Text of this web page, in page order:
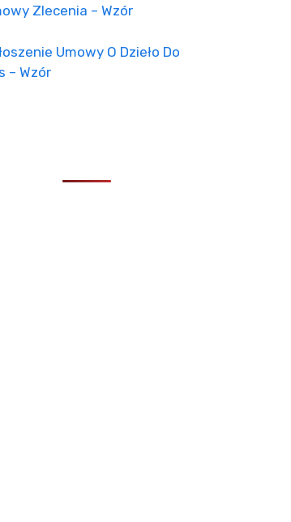
Zlecenia – Wzór
Umowy O Dzieło Do
– Wzór